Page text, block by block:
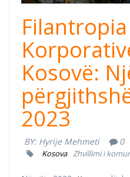
Filantropia
Kosovë:
2023
BY: Hyrije Mehmeti 0
Kosova Zhvillimi i